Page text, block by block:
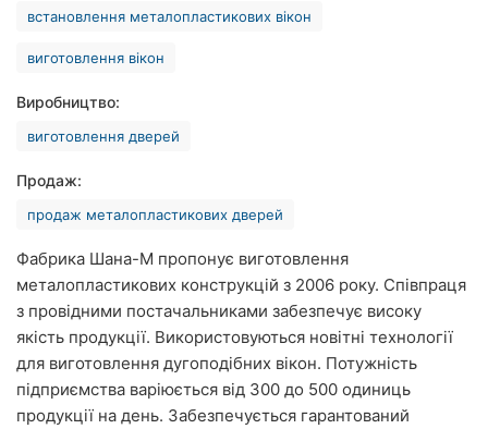
Одеса
Кропивницький
Київ
Запоріжжя
Дніпро
Кривий
Ріг
Миколаїв
встановлення металопластикових вікон
виготовлення вікон
Виробництво:
виготовлення дверей
Продаж:
продаж металопластикових дверей
Фабрика Шана-М пропонує виготовлення
металопластикових конструкцій з 2006 року. Співпраця
з провідними постачальниками забезпечує високу
якість продукції. Використовуються новітні технології
для виготовлення дугоподібних вікон. Потужність
підприємства варіюється від 300 до 500 одиниць
продукції на день. Забезпечується гарантований